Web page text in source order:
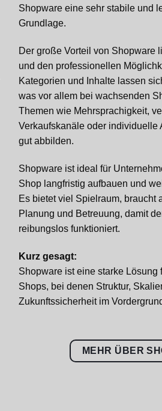
Shopware eine sehr stabile und
Grundlage.
Der große Vorteil von Shopware
und den professionellen
Kategorien und Inhalte lassen
was vor allem bei wachsenden
Themen wie Mehrsprachigkeit,
Verkaufskanäle oder individuelle
gut abbilden.
Shopware ist ideal für
Shop langfristig aufbauen und
Es bietet viel Spielraum, braucht
Planung und Betreuung, damit
reibungslos funktioniert.
Kurz gesagt:
Shopware ist eine starke
Shops, bei denen Struktur,
Zukunftssicherheit im
MEHR ÜBER